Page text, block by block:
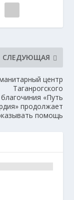
СЛЕДУЮЩАЯ
центр
Таганрогского
благочиния «Путь
продолжает
помощь